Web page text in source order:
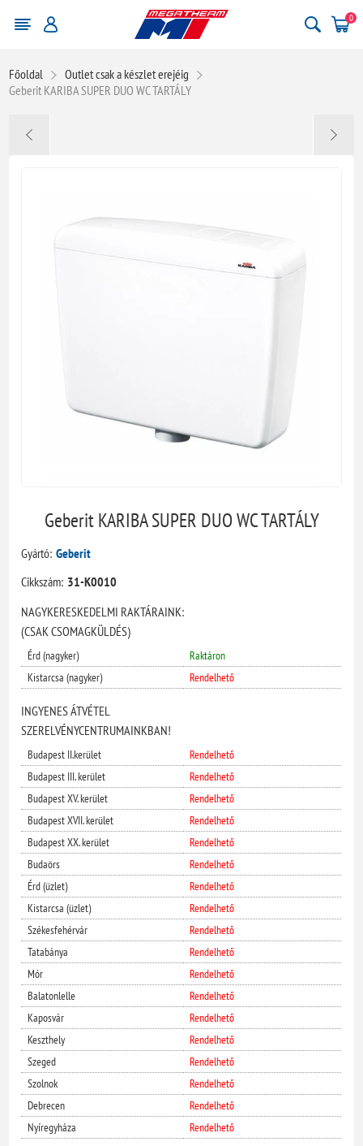
0
Főoldal
Outlet csak a készlet erejéig
Geberit KARIBA SUPER DUO WC TARTÁLY
Geberit KARIBA SUPER DUO WC TARTÁLY
Gyártó: Geberit
Cikkszám: 31-K0010
NAGYKERESKEDELMI RAKTÁRAINK:
(CSAK CSOMAGKÜLDÉS)
Érd (nagyker)
Raktáron
Kistarcsa (nagyker)
Rendelhető
INGYENES ÁTVÉTEL
SZERELVÉNYCENTRUMAINKBAN!
Budapest II.kerület
Rendelhető
Budapest III. kerület
Rendelhető
Budapest XV. kerület
Rendelhető
Budapest XVII. kerület
Rendelhető
Budapest XX. kerület
Rendelhető
Budaörs
Rendelhető
Érd (üzlet)
Rendelhető
Kistarcsa (üzlet)
Rendelhető
Székesfehérvár
Rendelhető
Tatabánya
Rendelhető
Mór
Rendelhető
Balatonlelle
Rendelhető
Kaposvár
Rendelhető
Keszthely
Rendelhető
Szeged
Rendelhető
Szolnok
Rendelhető
Debrecen
Rendelhető
Nyíregyháza
Rendelhető